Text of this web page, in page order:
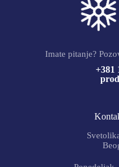
Imate pitanje?
+381